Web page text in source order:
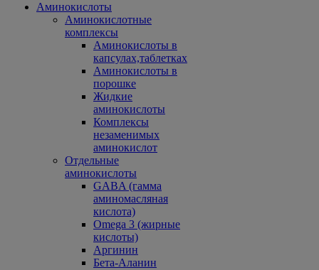
Аминокислоты
Аминокислотные
комплексы
Аминокислоты в
капсулах,таблетках
Аминокислоты в
порошке
Жидкие
аминокислоты
Комплексы
незаменимых
аминокислот
Отдельные
аминокислоты
GABA (гамма
аминомасляная
кислота)
Omega 3 (жирные
кислоты)
Аргинин
Бета-Аланин